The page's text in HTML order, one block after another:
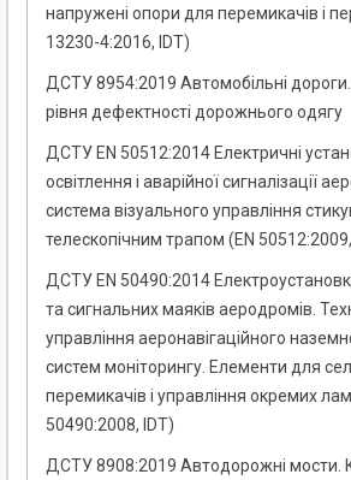
напружені опори для перемикачів і
13230-4:2016, IDT)
ДСТУ 8954:2019 Автомобільні
рівня дефектності дорожнього одягу
ДСТУ EN 50512:2014 Електричні
освітлення і аварійної сигналізації
система візуального управління
телескопічним трапом (EN
ДСТУ EN 50490:2014
та сигнальних маяків аеродромів.
управління аеронавігаційного
систем моніторингу. Елементи для
перемикачів і управління окремих
50490:2008, IDT)
ДСТУ 8908:2019 Автодорожні мости.